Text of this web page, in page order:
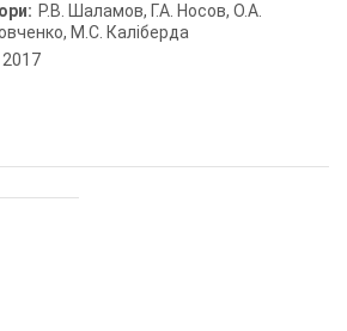
Р.В. Шаламов, Г.А. Носов, О.А.
М.С. Каліберда
2017